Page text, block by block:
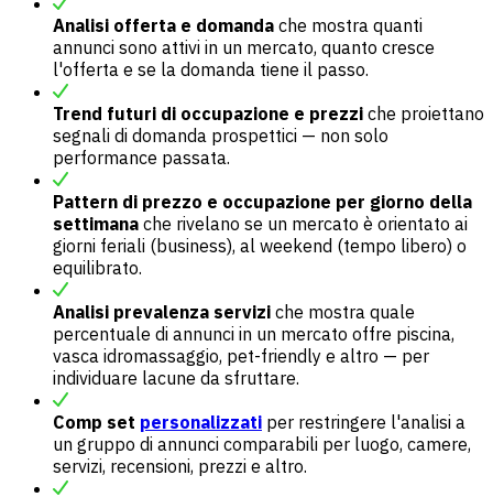
Analisi offerta e domanda che mostra quanti
annunci sono attivi in un mercato, quanto cresce
l'offerta e se la domanda tiene il passo.
Trend futuri di occupazione e prezzi che proiettano
segnali di domanda prospettici — non solo
performance passata.
Pattern di prezzo e occupazione per giorno della
settimana che rivelano se un mercato è orientato ai
giorni feriali (business), al weekend (tempo libero) o
equilibrato.
Analisi prevalenza servizi che mostra quale
percentuale di annunci in un mercato offre piscina,
vasca idromassaggio, pet-friendly e altro — per
individuare lacune da sfruttare.
Comp set personalizzati per restringere l'analisi a
un gruppo di annunci comparabili per luogo, camere,
servizi, recensioni, prezzi e altro.